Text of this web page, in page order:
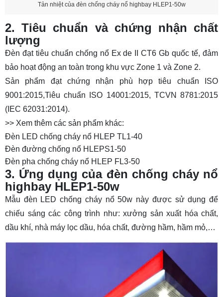
Tản nhiệt của đèn chống cháy nổ highbay HLEP1-50w
2. Tiêu chuẩn và chứng nhận chất
lượng
Đèn đạt tiêu chuẩn chống nổ Ex de II CT6 Gb quốc tế, đảm
bảo hoạt động an toàn trong khu vực Zone 1 và Zone 2.
Sản phẩm đạt chứng nhận phù hợp tiêu chuẩn ISO
9001:2015,Tiêu chuẩn ISO 14001:2015, TCVN 8781:2015
(IEC 62031:2014).
>> Xem thêm các sản phẩm khác:
Đèn LED chống cháy nổ HLEP TL1-40
Đèn đường chống nổ HLEPS1-50
Đèn pha chống cháy nổ HLEP FL3-50
3. Ứng dụng của đèn chống cháy nổ
highbay HLEP1-50w
Mẫu đèn LED chống cháy nổ 50w này được sử dụng để
chiếu sáng các công trình như: xưởng sản xuất hóa chất,
dầu khí, nhà máy lọc dầu, hóa chất, đường hầm, hầm mỏ,…